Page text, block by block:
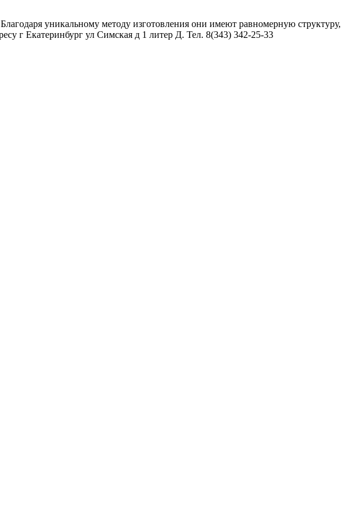
уникальному методу изготовления они имеют равномерную структуру,
г Екатеринбург ул Симская д 1 литер Д. Тел. 8(343) 342-25-33